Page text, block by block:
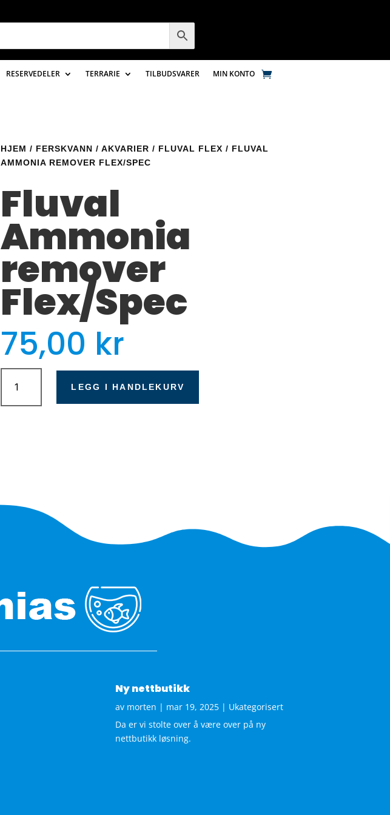
RESERVEDELER TERRARIE TILBUDSVARER MIN KONTO
HJEM / FERSKVANN / AKVARIER / FLUVAL FLEX / FLUVAL
AMMONIA REMOVER FLEX/SPEC
Fluval
Ammonia
remover
Flex/Spec
75,00 kr
Fluval
Ammonia
remover
LEGG I HANDLEKURV
Ny nettbutikk
av morten | mar 19, 2025| Ukategorisert
Da er vi stolte over å være over på ny
nettbutikk løsning.